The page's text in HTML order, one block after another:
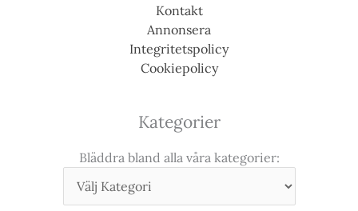
Kontakt
Annonsera
Integritetspolicy
Cookiepolicy
Kategorier
Bläddra bland alla våra kategorier: